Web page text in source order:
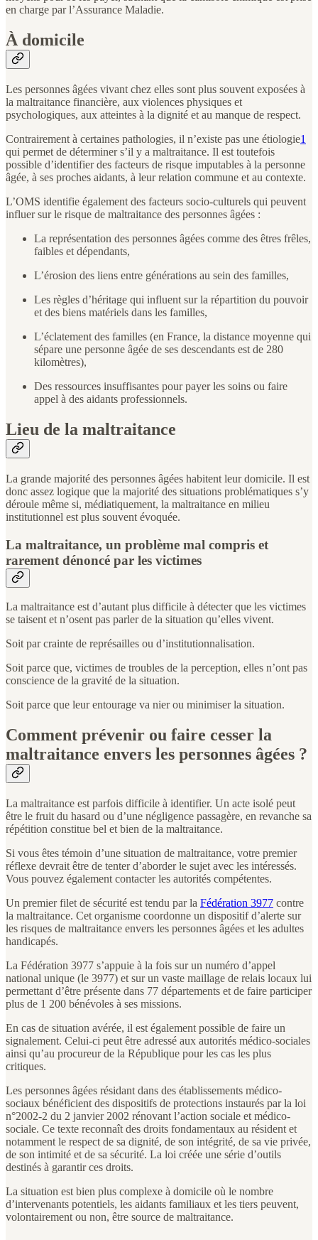
en charge par l’Assurance Maladie.
À domicile
Les personnes âgées vivant chez elles sont plus souvent exposées à
la maltraitance financière, aux violences physiques et
psychologiques, aux atteintes à la dignité et au manque de respect.
Contrairement à certaines pathologies, il n’existe pas une étiologie1
qui permet de déterminer s’il y a maltraitance. Il est toutefois
possible d’identifier des facteurs de risque imputables à la personne
âgée, à ses proches aidants, à leur relation commune et au contexte.
L’OMS identifie également des facteurs socio-culturels qui peuvent
influer sur le risque de maltraitance des personnes âgées :
La représentation des personnes âgées comme des êtres frêles,
faibles et dépendants,
L’érosion des liens entre générations au sein des familles,
Les règles d’héritage qui influent sur la répartition du pouvoir
et des biens matériels dans les familles,
L’éclatement des familles (en France, la distance moyenne qui
sépare une personne âgée de ses descendants est de 280
kilomètres),
Des ressources insuffisantes pour payer les soins ou faire
appel à des aidants professionnels.
Lieu de la maltraitance
La grande majorité des personnes âgées habitent leur domicile. Il est
donc assez logique que la majorité des situations problématiques s’y
déroule même si, médiatiquement, la maltraitance en milieu
institutionnel est plus souvent évoquée.
La maltraitance, un problème mal compris et
rarement dénoncé par les victimes
La maltraitance est d’autant plus difficile à détecter que les victimes
se taisent et n’osent pas parler de la situation qu’elles vivent.
Soit par crainte de représailles ou d’institutionnalisation.
Soit parce que, victimes de troubles de la perception, elles n’ont pas
conscience de la gravité de la situation.
Soit parce que leur entourage va nier ou minimiser la situation.
Comment prévenir ou faire cesser la
maltraitance envers les personnes âgées ?
La maltraitance est parfois difficile à identifier. Un acte isolé peut
être le fruit du hasard ou d’une négligence passagère, en revanche sa
répétition constitue bel et bien de la maltraitance.
Si vous êtes témoin d’une situation de maltraitance, votre premier
réflexe devrait être de tenter d’aborder le sujet avec les intéressés.
Vous pouvez également contacter les autorités compétentes.
Un premier filet de sécurité est tendu par la Fédération 3977 contre
la maltraitance. Cet organisme coordonne un dispositif d’alerte sur
les risques de maltraitance envers les personnes âgées et les adultes
handicapés.
La Fédération 3977 s’appuie à la fois sur un numéro d’appel
national unique (le 3977) et sur un vaste maillage de relais locaux lui
permettant d’être présente dans 77 départements et de faire participer
plus de 1 200 bénévoles à ses missions.
En cas de situation avérée, il est également possible de faire un
signalement. Celui-ci peut être adressé aux autorités médico-sociales
ainsi qu’au procureur de la République pour les cas les plus
critiques.
Les personnes âgées résidant dans des établissements médico-
sociaux bénéficient des dispositifs de protections instaurés par la loi
n°2002-2 du 2 janvier 2002 rénovant l’action sociale et médico-
sociale. Ce texte reconnaît des droits fondamentaux au résident et
notamment le respect de sa dignité, de son intégrité, de sa vie privée,
de son intimité et de sa sécurité. La loi créée une série d’outils
destinés à garantir ces droits.
La situation est bien plus complexe à domicile où le nombre
d’intervenants potentiels, les aidants familiaux et les tiers peuvent,
volontairement ou non, être source de maltraitance.